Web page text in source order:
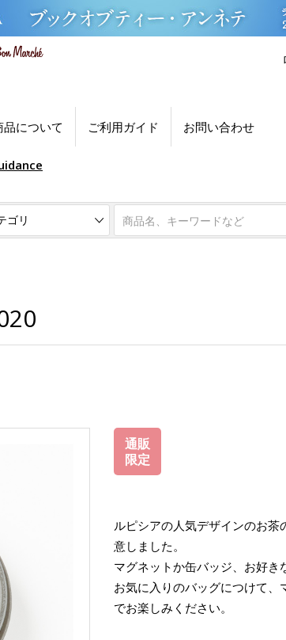
品について ご利用ガイド お問い合わせ
通販
限定
ルピシアの人気デザインのお
意しました。
マグネットか缶バッジ、お好き
お気に入りのバッグにつけて
でお楽しみください。